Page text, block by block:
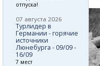
отпуска!
07 августа 2026
Турлидер в
Германии - горячие
источники
Люнебурга - 09/09 -
16/09
7 мест